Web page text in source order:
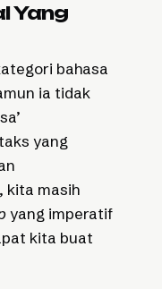
Yang
bahasa
ia tidak
yang
kita masih
yang imperatif
kita buat